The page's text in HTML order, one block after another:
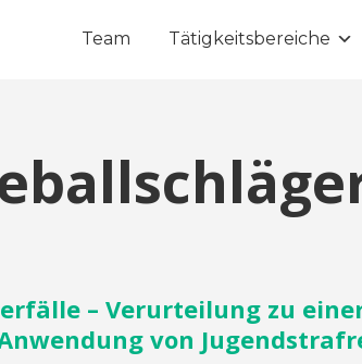
Team Tätigkeitsbereiche
– Verurteilung zu
von